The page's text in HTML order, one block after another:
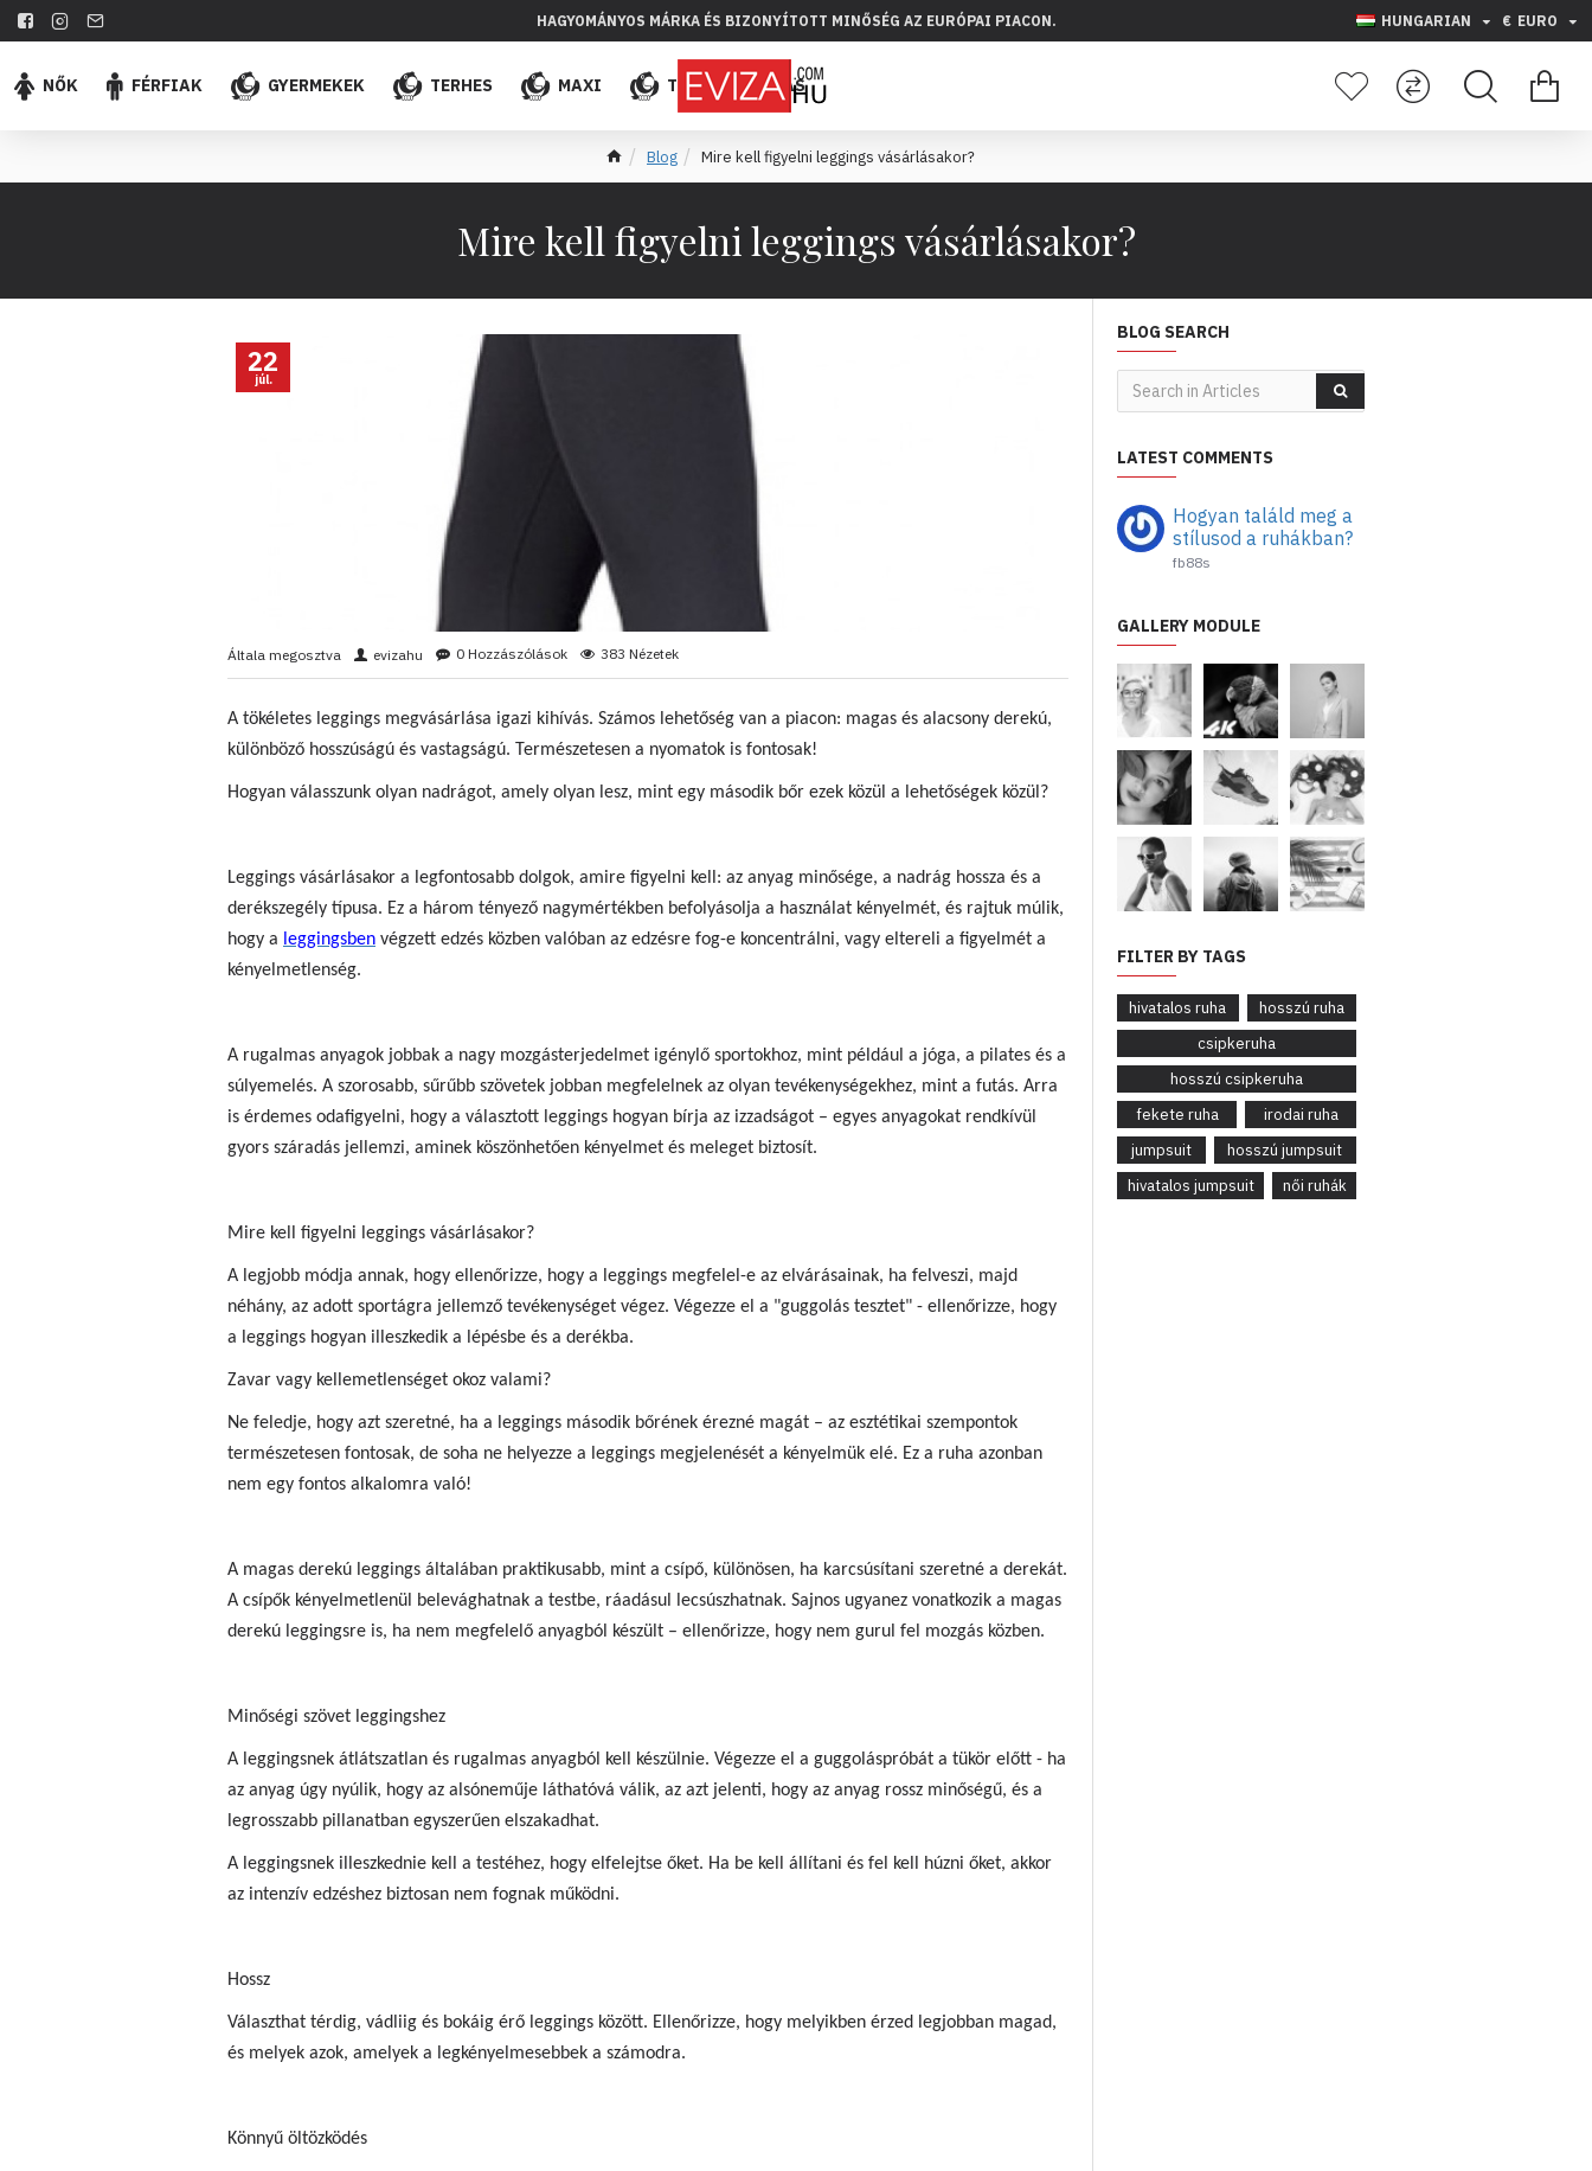
HAGYOMÁNYOS MÁRKA ÉS BIZONYÍTOTT MINŐSÉG AZ EURÓPAI PIACON. HUNGARIAN € EURO
NŐK FÉRFIAK GYERMEKEK TERHES MAXI TÖBB ELADÁS
Blog Mire kell figyelni leggings vásárlásakor?
Mire kell figyelni leggings vásárlásakor?
22
júl.
Általa megosztva evizahu 0 Hozzászólások 383 Nézetek
A tökéletes leggings megvásárlása igazi kihívás. Számos lehetőség van a piacon: magas és alacsony derekú,
különböző hosszúságú és vastagságú. Természetesen a nyomatok is fontosak!
Hogyan válasszunk olyan nadrágot, amely olyan lesz, mint egy második bőr ezek közül a lehetőségek közül?
Leggings vásárlásakor a legfontosabb dolgok, amire figyelni kell: az anyag minősége, a nadrág hossza és a
derékszegély típusa. Ez a három tényező nagymértékben befolyásolja a használat kényelmét, és rajtuk múlik,
hogy a leggingsben végzett edzés közben valóban az edzésre fog-e koncentrálni, vagy eltereli a figyelmét a
kényelmetlenség.
A rugalmas anyagok jobbak a nagy mozgásterjedelmet igénylő sportokhoz, mint például a jóga, a pilates és a
súlyemelés. A szorosabb, sűrűbb szövetek jobban megfelelnek az olyan tevékenységekhez, mint a futás. Arra
is érdemes odafigyelni, hogy a választott leggings hogyan bírja az izzadságot – egyes anyagokat rendkívül
gyors száradás jellemzi, aminek köszönhetően kényelmet és meleget biztosít.
Mire kell figyelni leggings vásárlásakor?
A legjobb módja annak, hogy ellenőrizze, hogy a leggings megfelel-e az elvárásainak, ha felveszi, majd
néhány, az adott sportágra jellemző tevékenységet végez. Végezze el a "guggolás tesztet" - ellenőrizze, hogy
a leggings hogyan illeszkedik a lépésbe és a derékba.
Zavar vagy kellemetlenséget okoz valami?
Ne feledje, hogy azt szeretné, ha a leggings második bőrének érezné magát – az esztétikai szempontok
természetesen fontosak, de soha ne helyezze a leggings megjelenését a kényelmük elé. Ez a ruha azonban
nem egy fontos alkalomra való!
A magas derekú leggings általában praktikusabb, mint a csípő, különösen, ha karcsúsítani szeretné a derekát.
A csípők kényelmetlenül belevághatnak a testbe, ráadásul lecsúszhatnak. Sajnos ugyanez vonatkozik a magas
derekú leggingsre is, ha nem megfelelő anyagból készült – ellenőrizze, hogy nem gurul fel mozgás közben.
Minőségi szövet leggingshez
A leggingsnek átlátszatlan és rugalmas anyagból kell készülnie. Végezze el a guggoláspróbát a tükör előtt - ha
az anyag úgy nyúlik, hogy az alsóneműje láthatóvá válik, az azt jelenti, hogy az anyag rossz minőségű, és a
legrosszabb pillanatban egyszerűen elszakadhat.
A leggingsnek illeszkednie kell a testéhez, hogy elfelejtse őket. Ha be kell állítani és fel kell húzni őket, akkor
az intenzív edzéshez biztosan nem fognak működni.
Hossz
Választhat térdig, vádliig és bokáig érő leggings között. Ellenőrizze, hogy melyikben érzed legjobban magad,
és melyek azok, amelyek a legkényelmesebbek a számodra.
Könnyű öltözködés
BLOG SEARCH
LATEST COMMENTS
Hogyan találd meg a
stílusod a ruhákban?
fb88s
GALLERY MODULE
FILTER BY TAGS
hivatalos ruha
hosszú ruha
csipkeruha
hosszú csipkeruha
fekete ruha
irodai ruha
jumpsuit
hosszú jumpsuit
hivatalos jumpsuit
női ruhák